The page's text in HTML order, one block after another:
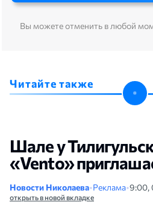
Вы можете отменить в любой
Читайте также
Шале у
«Vento»
Новости Николаева•Реклама•9:00,
открыть в новой вкладке